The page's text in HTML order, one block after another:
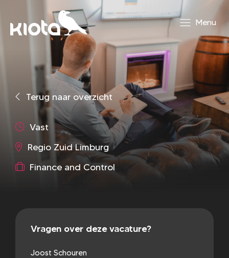
Menu
Terug naar overzicht
Vast
Regio Zuid Limburg
Finance and Control
Vragen over deze vacature?
Joost Schouren